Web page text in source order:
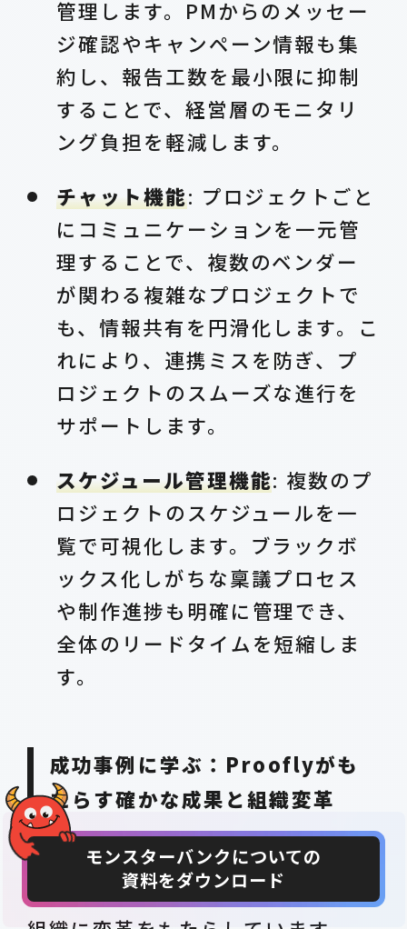
モンスターバンクについての
資料をダウンロード
CONTACT DOWNLOAD
管理します。PMからのメッセー
ジ確認やキャンペーン情報も集
約し、報告工数を最小限に抑制
することで、経営層のモニタリ
ング負担を軽減します。
チャット機能: プロジェクトごと
にコミュニケーションを一元管
理することで、複数のベンダー
が関わる複雑なプロジェクトで
も、情報共有を円滑化します。こ
れにより、連携ミスを防ぎ、プ
ロジェクトのスムーズな進行を
サポートします。
スケジュール管理機能: 複数のプ
ロジェクトのスケジュールを一
覧で可視化します。ブラックボ
ックス化しがちな稟議プロセス
や制作進捗も明確に管理でき、
全体のリードタイムを短縮しま
す。
成功事例に学ぶ：Prooflyがも
たらす確かな成果と組織変革
Prooflyは、多様な業種・規模の企
業において具体的な成果を創出し、